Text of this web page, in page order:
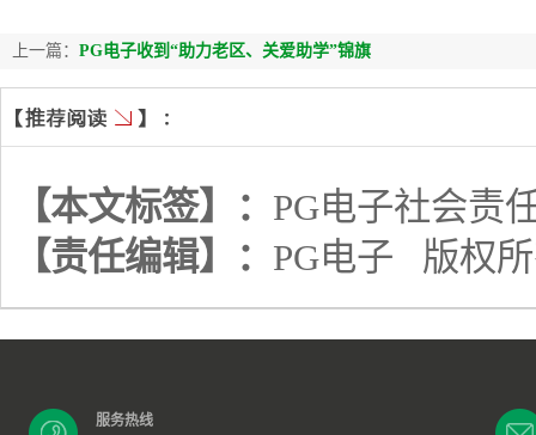
上一篇： PG电子收到“助力老区、关爱助学”锦旗
【本文标签】： PG电子社会责
【责任编辑】： PG电子 版权
服务热线